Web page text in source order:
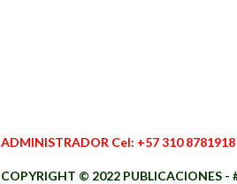
ADMINISTRADOR Cel: +57 310 8781918
COPYRIGHT © 2022 PUBLICACIONES -